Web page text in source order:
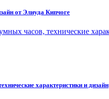
от Элиуда Кипчоге
характеристики и дизайн